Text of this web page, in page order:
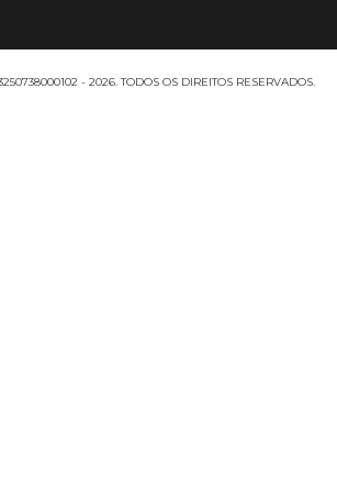
- 2026. TODOS OS DIREITOS RESERVADOS.